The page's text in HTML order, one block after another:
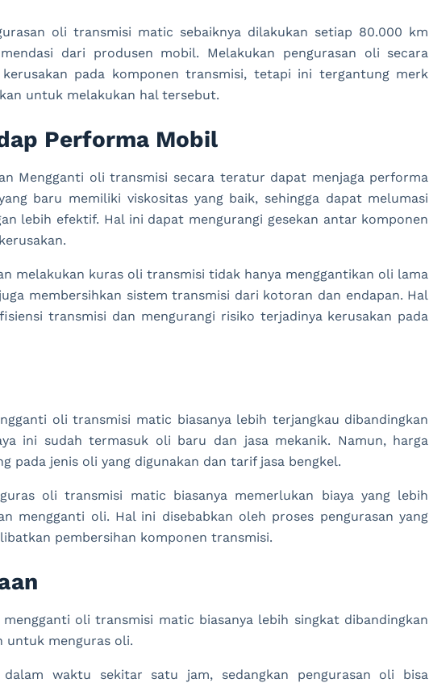
oli transmisi matic sebaiknya dilakukan setiap 80.000 km
dari produsen mobil. Melakukan pengurasan oli secara
pada komponen transmisi, tetapi ini tergantung merk
untuk melakukan hal tersebut.
Performa Mobil
Mengganti oli transmisi secara teratur dapat menjaga performa
baru memiliki viskositas yang baik, sehingga dapat melumasi
lebih efektif. Hal ini dapat mengurangi gesekan antar komponen
melakukan kuras oli transmisi tidak hanya menggantikan oli lama
membersihkan sistem transmisi dari kotoran dan endapan. Hal
transmisi dan mengurangi risiko terjadinya kerusakan pada
oli transmisi matic biasanya lebih terjangkau dibandingkan
ini sudah termasuk oli baru dan jasa mekanik. Namun, harga
pada jenis oli yang digunakan dan tarif jasa bengkel.
oli transmisi matic biasanya memerlukan biaya yang lebih
mengganti oli. Hal ini disebabkan oleh proses pengurasan yang
pembersihan komponen transmisi.
oli transmisi matic biasanya lebih singkat dibandingkan
untuk menguras oli.
waktu sekitar satu jam, sedangkan pengurasan oli bisa